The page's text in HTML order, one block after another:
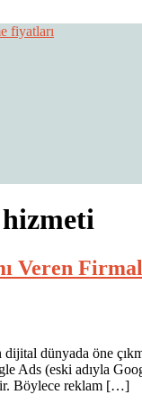
Sitesi
Veren
dünyada öne
Ads (eski adıyla
Böylece reklam […]